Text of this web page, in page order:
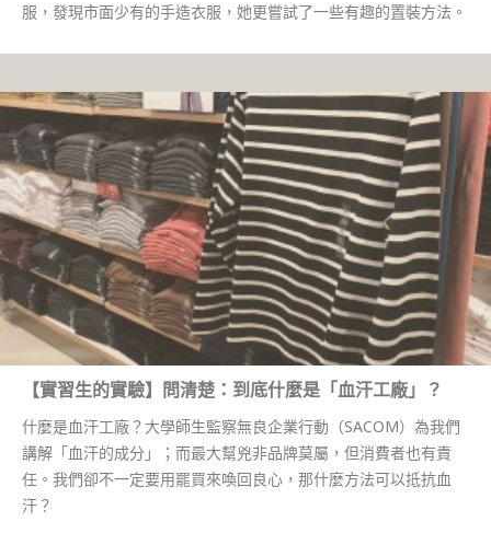
服，發現市面少有的手造衣服，她更嘗試了一些有趣的置裝方法。
【實習生的實驗】問清楚：到底什麼是「血汗工廠」？
什麼是血汗工廠？大學師生監察無良企業行動（SACOM）為我們
講解「血汗的成分」；而最大幫兇非品牌莫屬，但消費者也有責
任。我們卻不一定要用罷買來喚回良心，那什麼方法可以抵抗血
汗？